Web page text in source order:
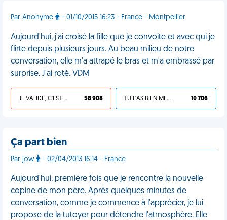
Par Anonyme - 01/10/2015 16:23 - France - Montpellier
Aujourd'hui, j'ai croisé la fille que je convoite et avec qui je
flirte depuis plusieurs jours. Au beau milieu de notre
conversation, elle m'a attrapé le bras et m'a embrassé par
surprise. J'ai roté. VDM
JE VALIDE, C'EST UNE VDM 58 908 TU L'AS BIEN MÉRITÉ 10 706
Ça part bien
Par jow - 02/04/2013 16:14 - France
Aujourd'hui, première fois que je rencontre la nouvelle
copine de mon père. Après quelques minutes de
conversation, comme je commence à l'apprécier, je lui
propose de la tutoyer pour détendre l'atmosphère. Elle